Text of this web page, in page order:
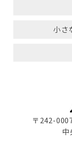
小さ
〒242-
中